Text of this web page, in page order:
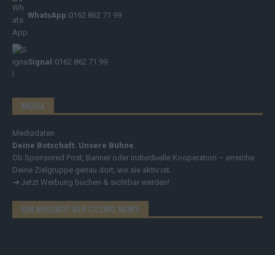
WhatsApp:0162 862 71 99
Signal:0162 862 71 99
MEDIA
Mediadaten
Deine Botschaft. Unsere Bühne.
Ob Sponsored Post, Banner oder individuelle Kooperation – erreiche
Deine Zielgruppe genau dort, wo sie aktiv ist.
➔ Jetzt Werbung buchen & sichtbar werden!
EIN ANGEBOT DER COZMO NEWS